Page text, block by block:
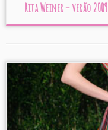
Rita Weiner – verão 2009